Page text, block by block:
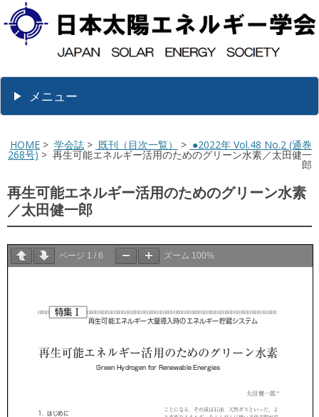
メニュー
HOME > 学会誌 > 既刊（目次一覧） > ●2022年 Vol.48 No.2 (通巻
268号) > 再生可能エネルギー活用のためのグリーン水素／太田健一
郎
再生可能エネルギー活用のためのグリーン水素
／太田健一郎
ページ 1 / 6 ズーム 100%